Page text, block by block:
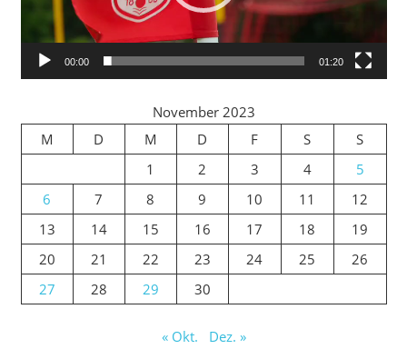
00:00 01:20
November 2023
M
D M D F S
S
1
2 3 4
5
6
7 8 9 10 11
12
13
14 15 16 17 18
19
20
21 22 23 24 25
26
27
28 29 30
« Okt. Dez. »